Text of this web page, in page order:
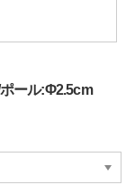
ール:Φ2.5cm